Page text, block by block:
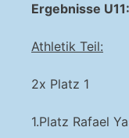
Ergebnisse U11:
Athletik Teil:
2x Platz 1
1.Platz Rafael